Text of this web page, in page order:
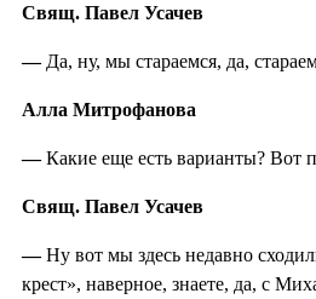
Свящ. Павел Усачев
— Да, ну, мы стараемся, да,
Алла Митрофанова
—Какие еще есть варианты? Вот
Свящ. Павел Усачев
—Ну вот мы здесь недавно
крест», наверное, знаете, да, с